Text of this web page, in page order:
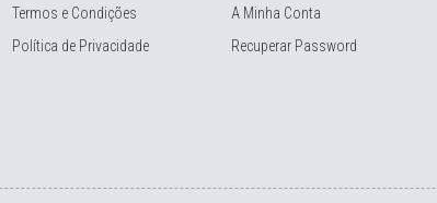
Termos e Condições
Política de Privacidade
A Minha Conta
Recuperar Password